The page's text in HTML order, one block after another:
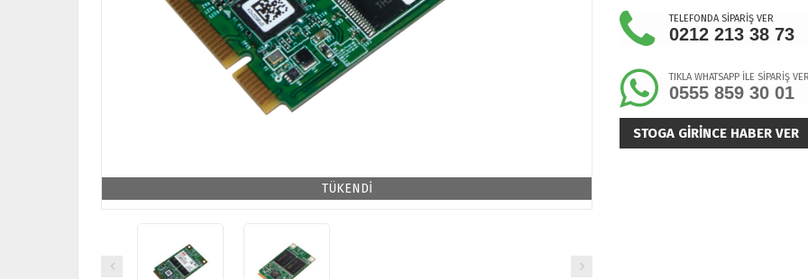
TÜKENDİ
TELEFONDA SİPARİŞ VER
0212 213 38 73
TIKLA WHATSAPP İLE SİPARİŞ VER
0555 859 30 01
STOGA GIRINCE HABER VER